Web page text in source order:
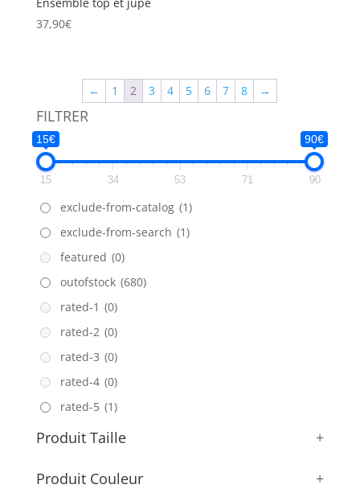
Ensemble top et jupe
37,90€
← 1 2 3 4 5 6 7 8 →
FILTRER
15€ 90€
15 34 53 71 90
exclude-from-catalog (1)
exclude-from-search (1)
featured (0)
outofstock (680)
rated-1 (0)
rated-2 (0)
rated-3 (0)
rated-4 (0)
rated-5 (1)
Produit Taille +
Produit Couleur +